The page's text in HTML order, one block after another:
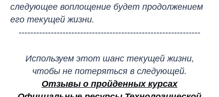
следующее воплощение будет продолжением
его текущей жизни.
--------------------------------------------------------------
Используем этот шанс текущей жизни,
чтобы не потеряться в следующей.
Отзывы о пройденных курсах